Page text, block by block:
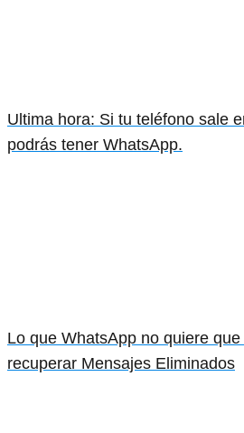
Ultima hora: Si tu teléfono sale
podrás tener WhatsApp.
Lo que WhatsApp no quiere
recuperar Mensajes Eliminados